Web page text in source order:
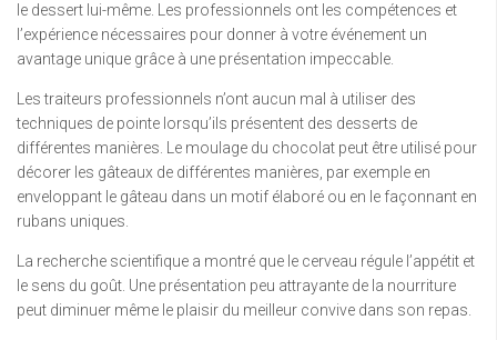
le dessert lui-même. Les professionnels ont les compétences et
l’expérience nécessaires pour donner à votre événement un
avantage unique grâce à une présentation impeccable.
Les traiteurs professionnels n’ont aucun mal à utiliser des
techniques de pointe lorsqu’ils présentent des desserts de
différentes manières. Le moulage du chocolat peut être utilisé pour
décorer les gâteaux de différentes manières, par exemple en
enveloppant le gâteau dans un motif élaboré ou en le façonnant en
rubans uniques.
La recherche scientifique a montré que le cerveau régule l’appétit et
le sens du goût. Une présentation peu attrayante de la nourriture
peut diminuer même le plaisir du meilleur convive dans son repas.